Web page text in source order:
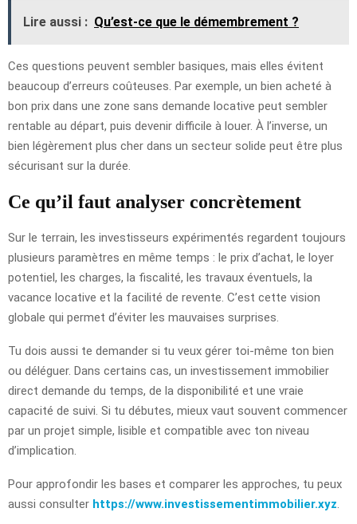
Lire aussi : Qu’est-ce que le démembrement ?
Ces questions peuvent sembler basiques, mais elles évitent
beaucoup d’erreurs coûteuses. Par exemple, un bien acheté à
bon prix dans une zone sans demande locative peut sembler
rentable au départ, puis devenir difficile à louer. À l’inverse, un
bien légèrement plus cher dans un secteur solide peut être plus
sécurisant sur la durée.
Ce qu’il faut analyser concrètement
Sur le terrain, les investisseurs expérimentés regardent toujours
plusieurs paramètres en même temps : le prix d’achat, le loyer
potentiel, les charges, la fiscalité, les travaux éventuels, la
vacance locative et la facilité de revente. C’est cette vision
globale qui permet d’éviter les mauvaises surprises.
Tu dois aussi te demander si tu veux gérer toi-même ton bien
ou déléguer. Dans certains cas, un investissement immobilier
direct demande du temps, de la disponibilité et une vraie
capacité de suivi. Si tu débutes, mieux vaut souvent commencer
par un projet simple, lisible et compatible avec ton niveau
d’implication.
Pour approfondir les bases et comparer les approches, tu peux
aussi consulter https://www.investissementimmobilier.xyz